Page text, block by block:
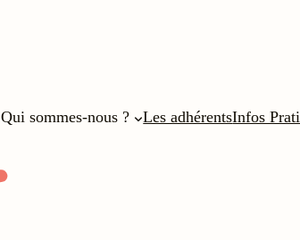
Qui sommes-nous ? Les adhérentsInfos